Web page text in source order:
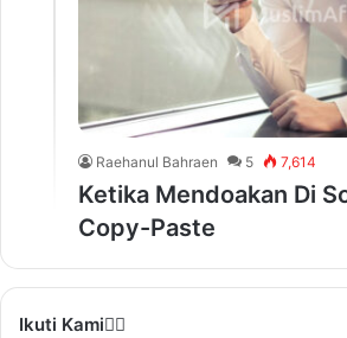
Raehanul Bahraen 5 7,614
Ketika Mendoakan Di
Copy-Paste
Ikuti Kami❤️‍🔥